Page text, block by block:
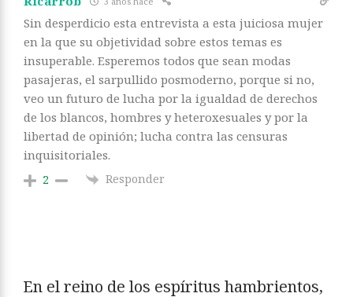
Sin desperdicio esta entrevista a esta juiciosa mujer
en la que su objetividad sobre estos temas es
insuperable. Esperemos todos que sean modas
pasajeras, el sarpullido posmoderno, porque si no,
veo un futuro de lucha por la igualdad de derechos
de los blancos, hombres y heteroxesuales y por la
libertad de opinión; lucha contra las censuras
inquisitoriales.
2 Responder
En el reino de los espíritus hambrientos,